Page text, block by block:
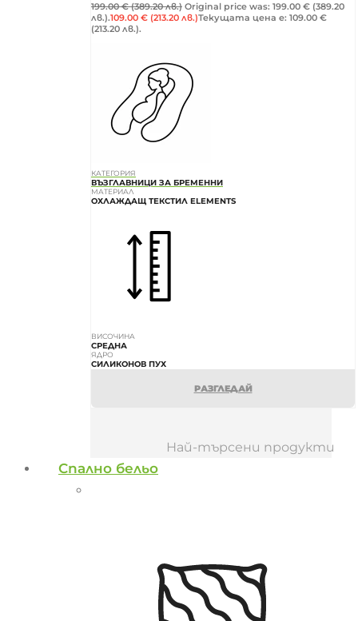
199.00€ (389.20 лв.) Original price was: 199.00 € (389.20
лв.).109.00 € (213.20 лв.)Текущата цена е: 109.00 €
(213.20 лв.).
КАТЕГОРИЯ
ВЪЗГЛАВНИЦИ ЗА БРЕМЕННИ
МАТЕРИАЛ
ОХЛАЖДАЩ ТЕКСТИЛ ELEMENTS
ВИСОЧИНА
СРЕДНА
ЯДРО
СИЛИКОНОВ ПУХ
РАЗГЛЕДАЙ
Най-търсени продукти
Спално бельо